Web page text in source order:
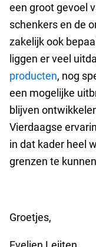
een groot gevoel
schenkers en de
zakelijk ook
liggen er veel
producten, nog
een mogelijke
blijven
Vierdaagse
in dat kader heel
grenzen te
Groetjes,